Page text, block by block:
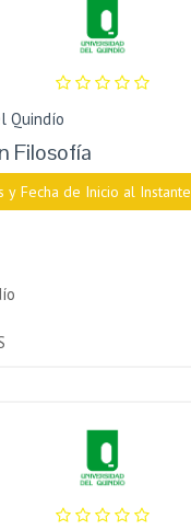
Quindío
Filosofía
y Fecha de Inicio al Instante